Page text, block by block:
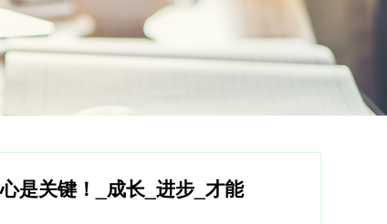
是关键！_成长_进步_才能